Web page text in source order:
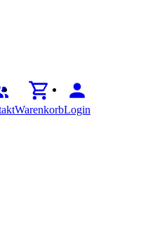
WarenkorbLogin